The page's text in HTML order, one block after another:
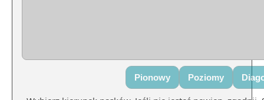
Pionowy Poziomy